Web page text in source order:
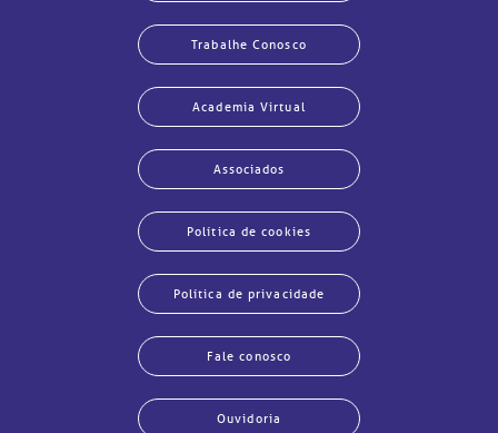
Trabalhe Conosco
Academia Virtual
Associados
Política de cookies
Política de privacidade
Fale conosco
Ouvidoria